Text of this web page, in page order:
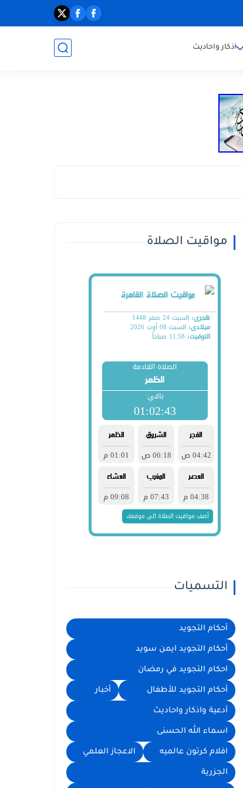
اذكار واحاديث
مواقيت الصلاة
التسميات
أحكام التجويد
أحكام التجويد ايمن سويد
احكام التجويد في رمضان
أحكام التجويد للأطفال أخبار
أدعية واذكار واحاديث
اسماء الله الحسنى
افلام كرتون عالميه الاعجاز العلمي
الجزرية